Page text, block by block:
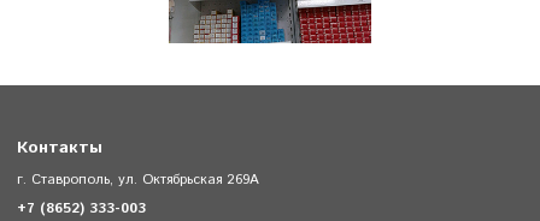
Контакты
г. Ставрополь, ул. Октябрьская 269А
+7 (8652) 333-003